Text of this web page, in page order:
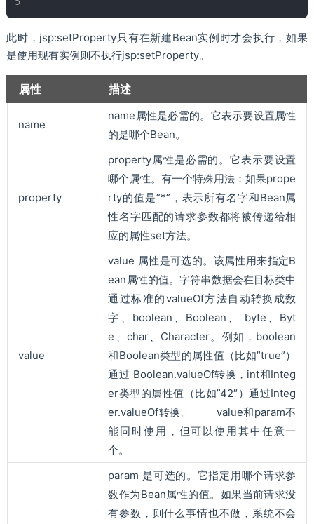
此时，jsp:setProperty只有在新建Bean实例时才会执行，如果
是使用现有实例则不执行jsp:setProperty。
属性 描述
name
name属性是必需的。它表示要设置属性
的是哪个Bean。
property
property属性是必需的。它表示要设置
哪个属性。有一个特殊用法：如果prope
rty的值是”*”，表示所有名字和Bean属
性名字匹配的请求参数都将被传递给相
应的属性set方法。
value
value 属性是可选的。该属性用来指定B
ean属性的值。字符串数据会在目标类中
通过标准的valueOf方法自动转换成数
字、boolean、Boolean、 byte、Byt
e、char、Character。例如，boolean
和Boolean类型的属性值（比如”true”）
通过 Boolean.valueOf转换，int和Integ
er类型的属性值（比如”42″）通过Integ
er.valueOf转换。 value和param不
能同时使用，但可以使用其中任意一
个。
param 是可选的。它指定用哪个请求参
数作为Bean属性的值。如果当前请求没
有参数，则什么事情也不做，系统不会